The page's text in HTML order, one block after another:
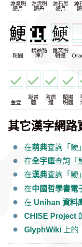
源流明
體月
源流明
體丹
源石黑
體月
源
粉圓
精品點
陣7
匯文明
朝體
金萱
凝書
體
激燃
體
蘭陽
明體
其它漢字網路
在萌典查詢「鯁
在全字庫查詢「
在漢典查詢「鯁
在中國哲學書電
在 Unihan 資料
CHISE Project
GlyphWiki 上的